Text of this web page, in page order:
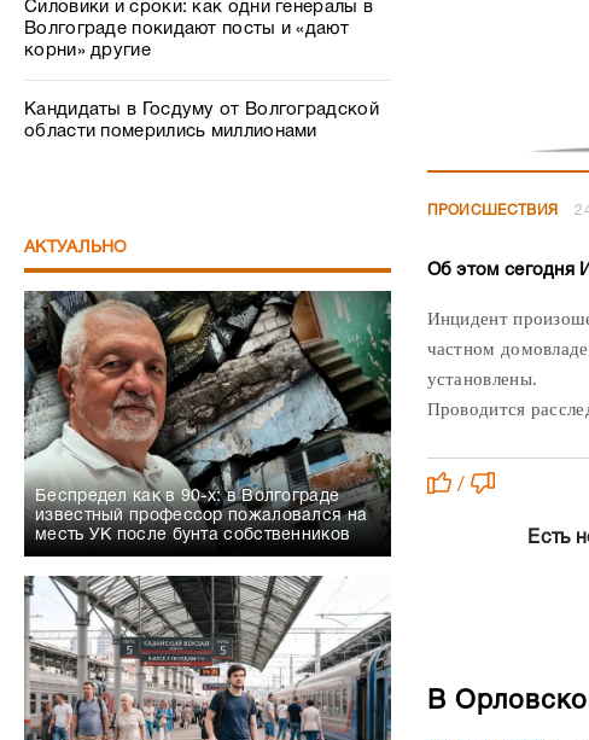
Силовики и сроки: как одни генералы в
Волгограде покидают посты и «дают
корни» другие
Кандидаты в Госдуму от Волгоградской
области померились миллионами
АКТУАЛЬНО
Беспредел как в 90-х: в Волгограде
известный профессор пожаловался на
месть УК после бунта собственников
ПРОИСШЕСТВИЯ
Об этом сегодня
Инцидент
частном
установлены.
Проводится
/
Есть
В